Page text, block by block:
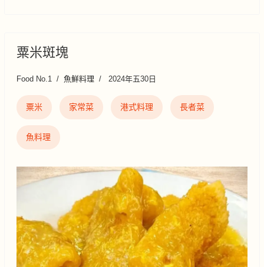
粟米斑塊
Food No.1 魚鮮料理 2024年五30日
粟米 家常菜 港式料理 長者菜
魚料理